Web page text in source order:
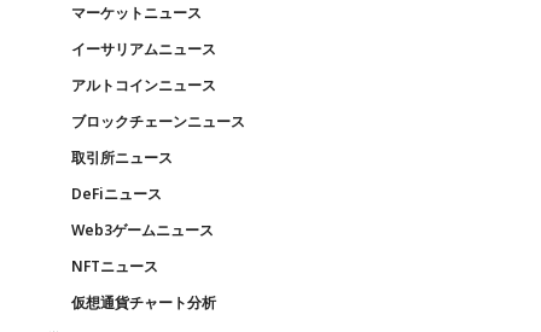
マーケットニュース
イーサリアムニュース
アルトコインニュース
ブロックチェーンニュース
取引所ニュース
DeFiニュース
Web3ゲームニュース
NFTニュース
仮想通貨チャート分析